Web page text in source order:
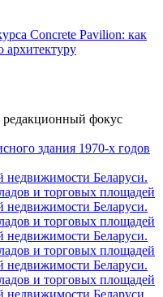
Concrete Pavilion: как
архитектуру
редакционный фокус
здания 1970-х годов
недвижимости Беларуси.
и торговых площадей
недвижимости Беларуси.
и торговых площадей
недвижимости Беларуси.
и торговых площадей
недвижимости Беларуси.
и торговых площадей
недвижимости Беларуси.